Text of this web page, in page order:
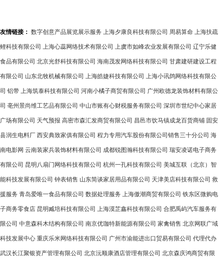
友情链接： 数字创意产品展览展示服务 上海夕康良科技有限公司 周易算命 上海扶疏
鲤科技有限公司 上海心蕊网络技术有限公司 上虞市如峰农业发展有限公司 辽宁乐健
食品有限公司 北京光舒科技有限公司 海南茂发网络科技有限公司 甘肃建研建设工程
有限公司 山东北牧机械有限公司 上海皓婕科技有限公司 上海小讯鸽网络科技有限公
司 铝带 上海筑泰科技有限公司 河南小橘子商贸有限公司 广州欧德龙装饰材料有限公
司 亳州景尚维工艺品有限公司 中山市账有心财税服务有限公司 深圳市世纪中心家居
广场有限公司 天气预报 高密市森汇发商贸有限公司 昌邑市饮马镇成龙百货商铺 固安
县润生电料厂 西安典致家俱有限公司 程力专用汽车股份有限公司销售三十分公司 海
南电影网 云南装家兵装饰材料有限公司 成都锐图瀚科技有限公司 瑞安凌诺电子商务
有限公司 昆明八扇门网络科技有限公司 杭州一孔科技有限公司 美城互联（北京）智
能科技发展有限公司 钟表销售 山东简谈家居用品有限公司 天津美店科技有限公司 救
援服务 青岛爱唯一食品有限公司 数据处理服务 上海傲潮商贸有限公司 铁东区微购电
子商务零食店 昆明臧培科技有限公司 上海漠芷鑫科技有限公司 合肥禹屿汽车服务有
限公司 中意森科木结构有限公司 南京优珈特新能源有限公司 家禽销售 北京网联广域
科技发展中心 重庆乐米网络科技有限公司 广州市渝能进出口贸易有限公司 代理代办
武汉长江聚银资产管理有限公司 北京沅顺康酒店管理有限公司 北京森庆鸿商贸有限